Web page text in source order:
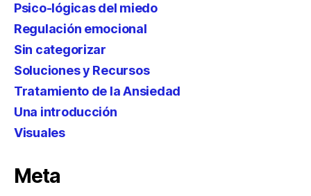
Psico-lógicas del miedo
Regulación emocional
Sin categorizar
Soluciones y Recursos
Tratamiento de la Ansiedad
Una introducción
Visuales
Meta